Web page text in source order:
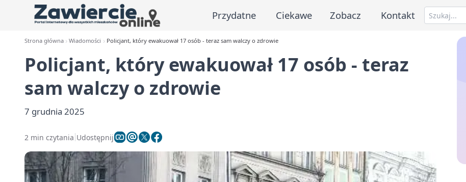
Przydatne Ciekawe Zobacz Kontakt
Strona główna Wiadomości Policjant, który ewakuował 17 osób - teraz sam walczy o zdrowie
Policjant, który ewakuował 17 osób - teraz
sam walczy o zdrowie
7 grudnia 2025
2 min czytania Udostępnij